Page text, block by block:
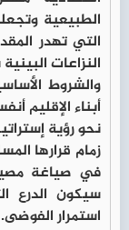
الطبيعية
التي تهدر
النزاعات
والشروط
أبناء الإقليم
نحو رؤية
زمام قرارها
في صياغة
سيكون الدرع
استمرار الفوضى.